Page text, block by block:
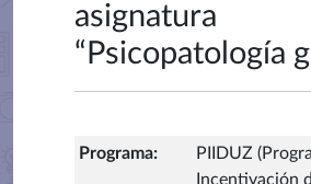
asignatura
“Psicopatología
Programa:
PIIDUZ
Incentivación